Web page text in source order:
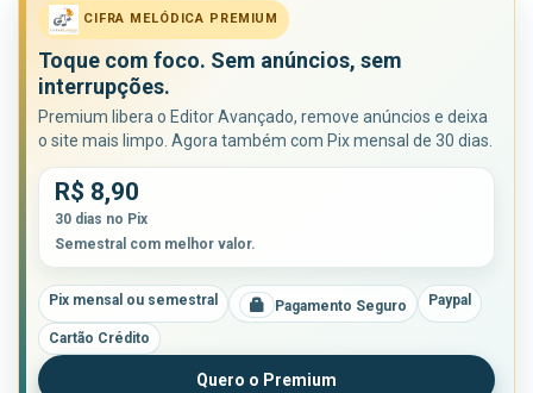
CIFRA MELÓDICA PREMIUM
Toque com foco. Sem anúncios, sem
interrupções.
Premium libera o Editor Avançado, remove anúncios e deixa
o site mais limpo. Agora também com Pix mensal de 30 dias.
R$ 8,90
30 dias no Pix
Semestral com melhor valor.
Pix mensal ou semestral Pagamento Seguro Paypal
Cartão Crédito
Quero o Premium